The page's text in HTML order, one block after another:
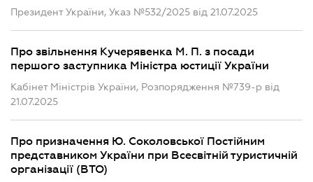
Президент України, Указ №532/2025 від 21.07.2025
Про звільнення Кучерявенка М. П. з посади
першого заступника Міністра юстиції України
Кабінет Міністрів України, Розпорядження №739-р від
21.07.2025
Про призначення Ю. Соколовської Постійним
представником України при Всесвітній туристичній
організації (ВТО)